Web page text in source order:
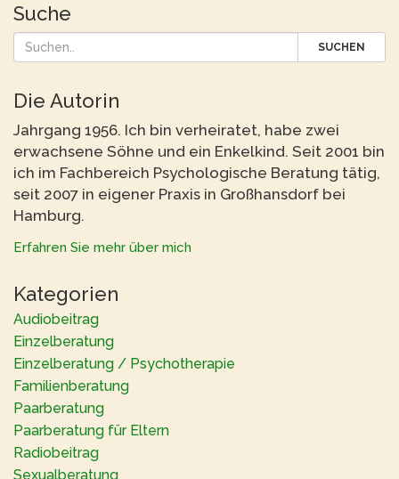
Suche
SUCHEN
Die Autorin
Jahrgang 1956. Ich bin verheiratet, habe zwei
erwachsene Söhne und ein Enkelkind. Seit 2001 bin
ich im Fachbereich Psychologische Beratung tätig,
seit 2007 in eigener Praxis in Großhansdorf bei
Hamburg.
Erfahren Sie mehr über mich
Kategorien
Audiobeitrag
Einzelberatung
Einzelberatung / Psychotherapie
Familienberatung
Paarberatung
Paarberatung für Eltern
Radiobeitrag
Sexualberatung